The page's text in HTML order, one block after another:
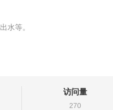
水等。
访问量
270